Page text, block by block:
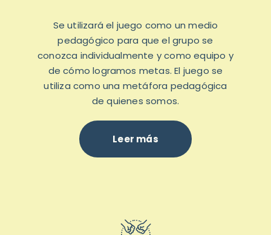
Se utilizará el juego como un medio
pedagógico para que el grupo se
conozca individualmente y como equipo y
de cómo logramos metas. El juego se
utiliza como una metáfora pedagógica
de quienes somos.
Leer más